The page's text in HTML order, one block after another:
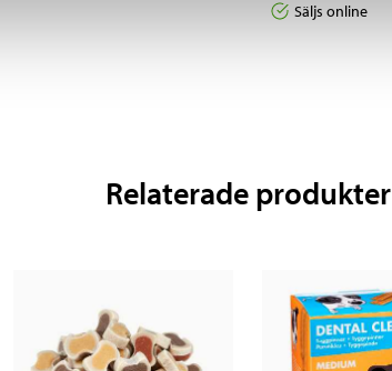
Säljs online
Relaterade produkter